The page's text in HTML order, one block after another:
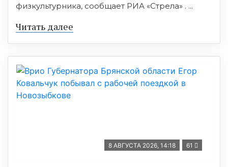
физкультурника, сообщает РИА «Стрела» . ...
Читать далее
8 АВГУСТА 2026, 14:18 61